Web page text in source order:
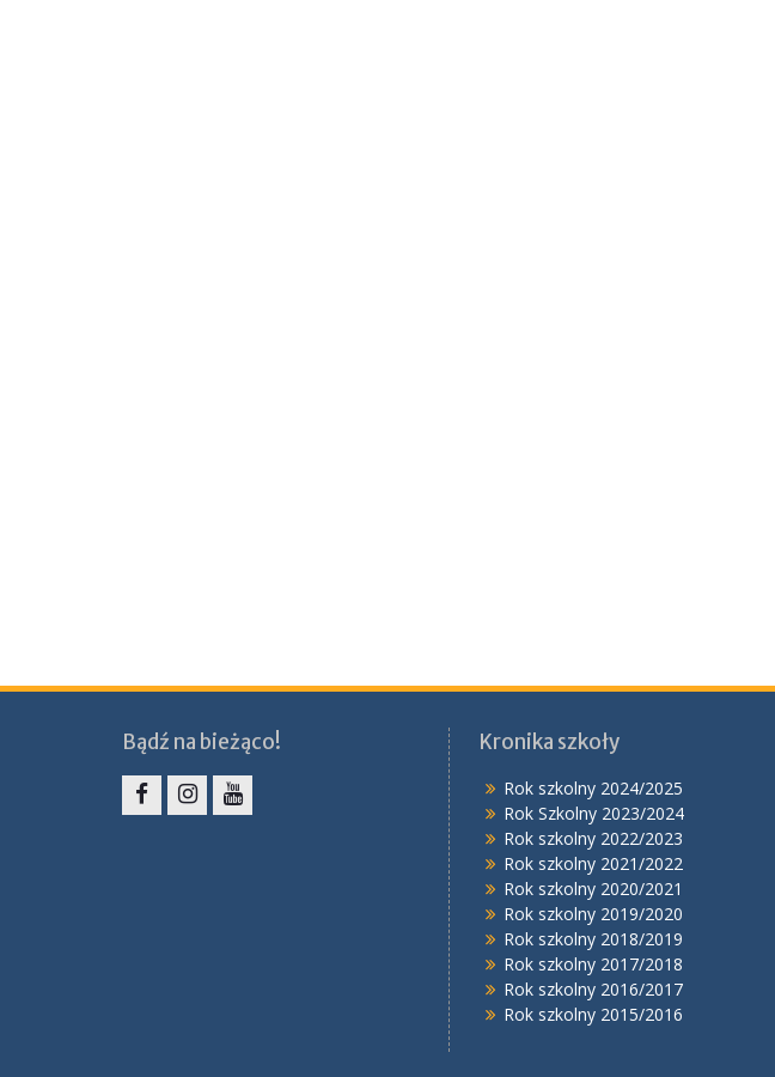
Bądź na bieżąco! Kronika szkoły
Rok szkolny 2024/2025
Rok Szkolny 2023/2024
Rok szkolny 2022/2023
Rok szkolny 2021/2022
Rok szkolny 2020/2021
Rok szkolny 2019/2020
Rok szkolny 2018/2019
Rok szkolny 2017/2018
Rok szkolny 2016/2017
Rok szkolny 2015/2016